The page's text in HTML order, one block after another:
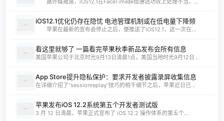
据外媒报道，iOS12.1在FaceTime群组通话功效上处理不当，...
iOS12.1优化仍存在隐忧 电池管理机制或在低电量下降频
苹果在最新的宣布会停止之后，便推送了iOS12.1，这一次在...
看这里就够了 一篇看完苹果秋季新品发布会所有信息
美国苹果公司于北京时光9月13日清晨1点，美国当地时光9月12日...
App Store提升隐私保护：要求开发者披露录屏收集信息
在详细介绍了“sessionreplay”技巧的相干细节之后，苹果近日已...
苹果发布iOS 12.2系统第五个开发者测试版
3 月 12 日清晨，苹果正式宣布了 iOS 12.2 操作体系的第五个...